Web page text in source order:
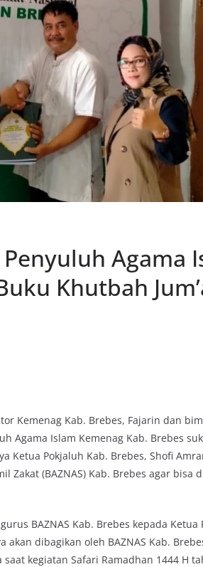
Agama
Khutbah
Kemenag Kab. Brebes, Fajarin dan
Agama Islam Kemenag Kab. Brebes
Ketua Pokjaluh Kab. Brebes, Shofi
Zakat (BAZNAS) Kab. Brebes agar bisa
BAZNAS Kab. Brebes kepada Ketua
dibagikan oleh BAZNAS Kab.
kegiatan Safari Ramadhan 1444 H